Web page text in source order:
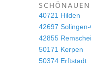
SCHÖNAUEN
40721 Hilden
42697
42855
50171 Kerpen
50374 Erftstadt